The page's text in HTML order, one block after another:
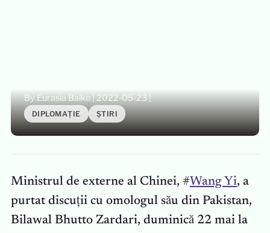
By Eurasia Baike|2022-05-23|
DIPLOMAȚIE ȘTIRI
Ministrul de externe al Chinei, #Wang Yi, a
purtat discuții cu omologul său din Pakistan,
Bilawal Bhutto Zardari, duminică 22 mai la